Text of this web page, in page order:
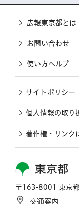
東京都
〒163-8001 東京
交通案内
広報東京都とは
お問い合わせ
使い方ヘルプ
サイトポリシー
個人情報の取り
著作権・リンク